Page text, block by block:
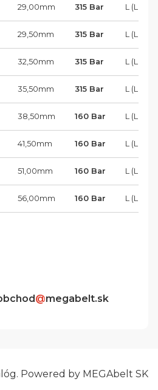
29,00mm 315 Bar L (Load)
29,50mm 315 Bar L (Load)
32,50mm 315 Bar L (Load)
35,50mm 315 Bar L (Load)
38,50mm 160 Bar L (Load)
41,50mm 160 Bar L (Load)
51,00mm 160 Bar L (Load)
56,00mm 160 Bar L (Load)
@megabelt.sk
Powered by MEGAbelt SK